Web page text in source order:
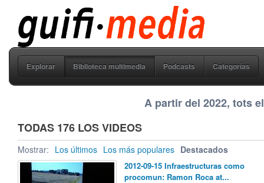
guifi media
Explorar Biblioteca multimedia Podcasts Categorías
A partir del 2022, tots
TODAS 176 LOS VIDEOS
Mostrar: Los últimos Los más populares Destacados
2012-09-15 Infraestructuras como
procomun: Ramon Roca at...